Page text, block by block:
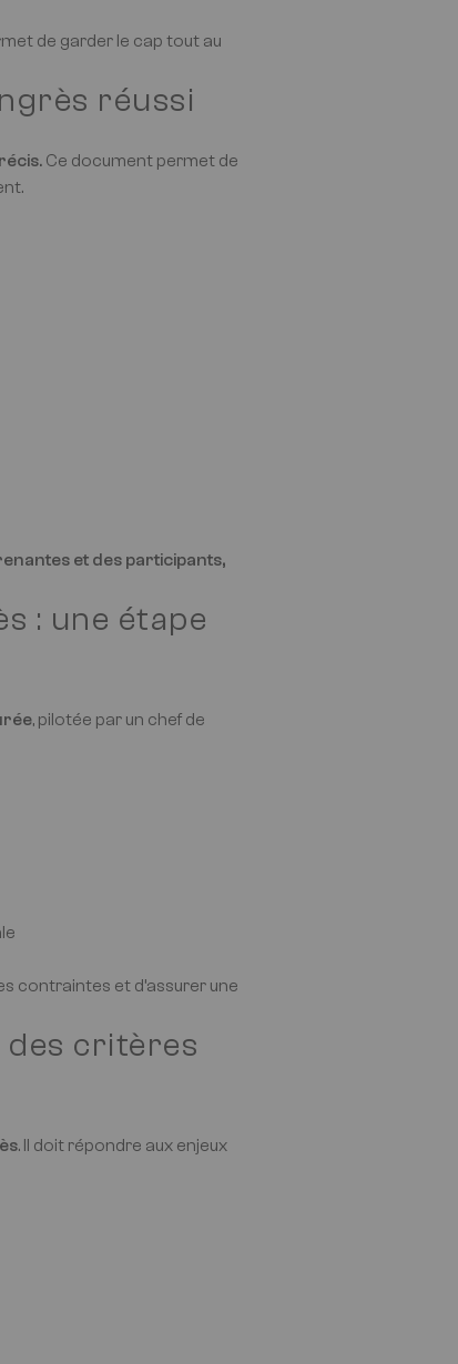
de garder le cap tout au
réussi
Ce document permet de
et des participants,
: une étape
, pilotée par un chef de
contraintes et d’assurer une
des critères
. Il doit répondre aux enjeux